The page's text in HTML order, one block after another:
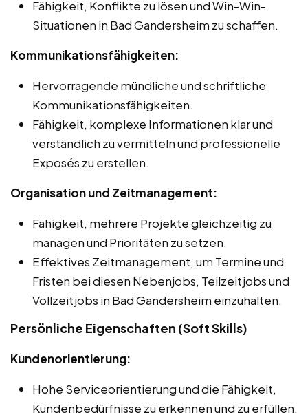
Fähigkeit, Konflikte zu lösen und Win-Win-
Situationen in Bad Gandersheim zu schaffen.
Kommunikationsfähigkeiten:
Hervorragende mündliche und schriftliche
Kommunikationsfähigkeiten.
Fähigkeit, komplexe Informationen klar und
verständlich zu vermitteln und professionelle
Exposés zu erstellen.
Organisation und Zeitmanagement:
Fähigkeit, mehrere Projekte gleichzeitig zu
managen und Prioritäten zu setzen.
Effektives Zeitmanagement, um Termine und
Fristen bei diesen Nebenjobs, Teilzeitjobs und
Vollzeitjobs in Bad Gandersheim einzuhalten.
Persönliche Eigenschaften (Soft Skills)
Kundenorientierung:
Hohe Serviceorientierung und die Fähigkeit,
Kundenbedürfnisse zu erkennen und zu erfüllen.